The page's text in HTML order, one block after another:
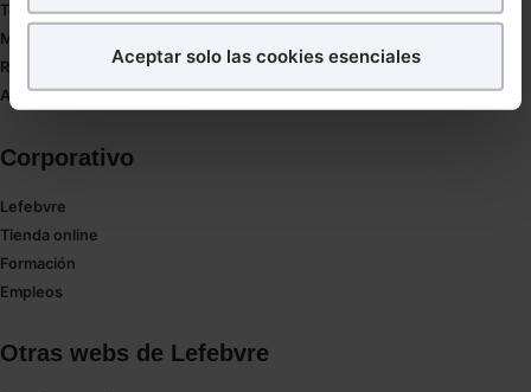
¿Qué puedes hacer?
en la web sea óptima
todas las cookies excepto aquellas imprescindibles.
Aceptar solo las cookies esenciales
Tesauro
Mapa web
Redirect sitemap
Autores de El Derecho
Corporativo
Lefebvre
Tienda online
Formación
Empleos
Otras webs de Lefebvre